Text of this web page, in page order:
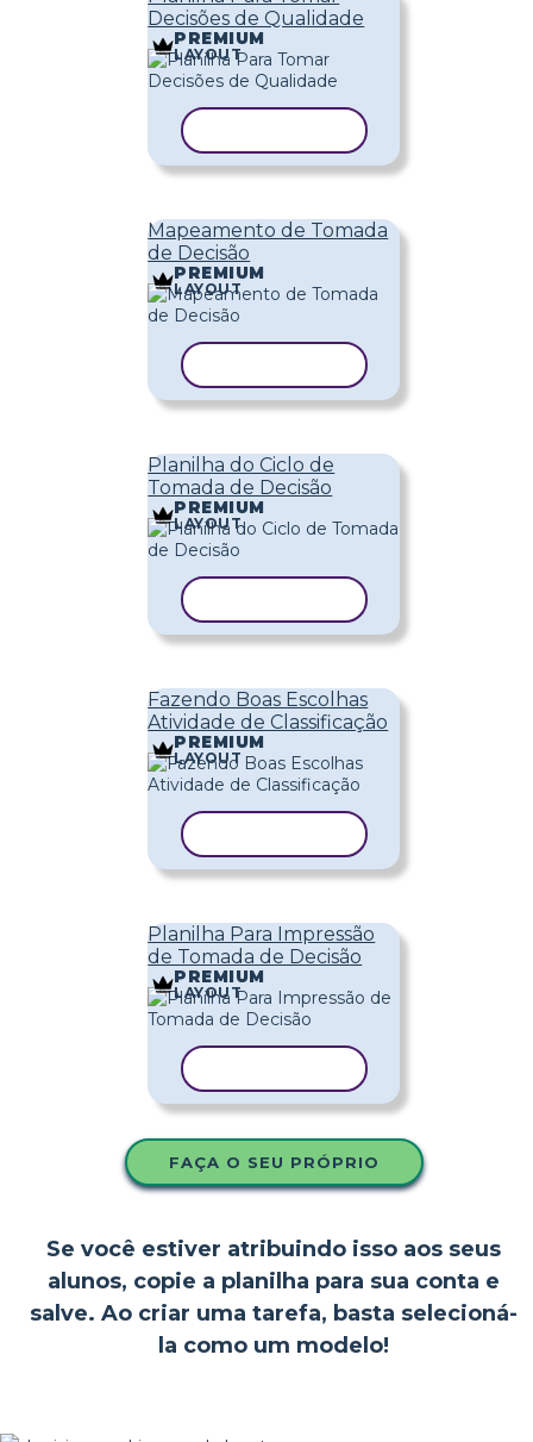
Decisões de Qualidade
PREMIUM
LAYOUT
Mapeamento de Tomada
de Decisão
PREMIUM
LAYOUT
Planilha do Ciclo de
Tomada de Decisão
PREMIUM
LAYOUT
Fazendo Boas Escolhas
Atividade de Classificação
PREMIUM
LAYOUT
Planilha Para Impressão
de Tomada de Decisão
PREMIUM
LAYOUT
FAÇA O SEU PRÓPRIO
Se você estiver atribuindo isso aos seus
alunos, copie a planilha para sua conta e
salve. Ao criar uma tarefa, basta selecioná-
la como um modelo!